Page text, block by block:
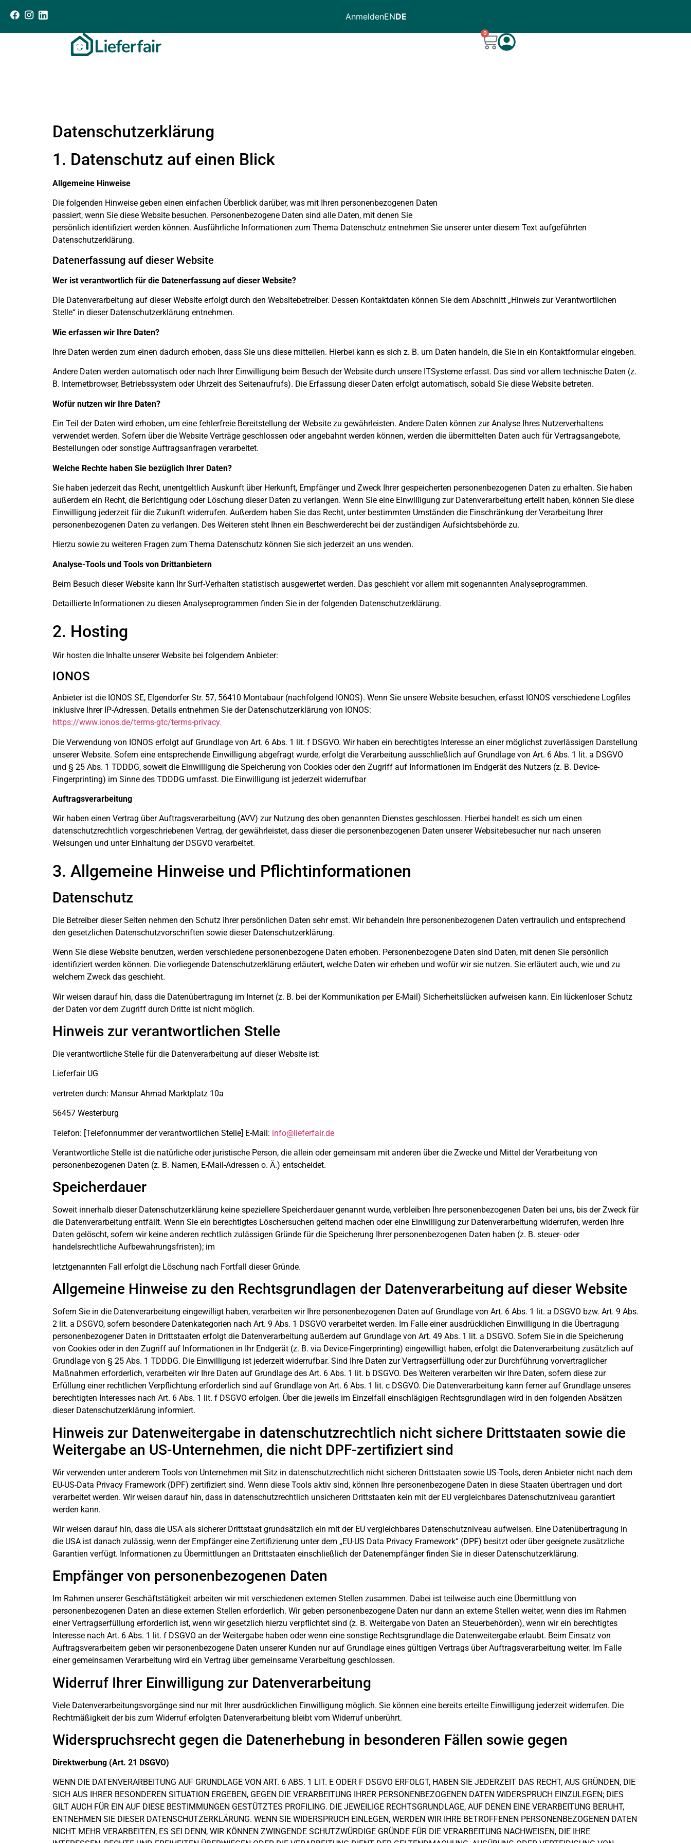
AnmeldenENDE
0
Datenschutzerklärung
1. Datenschutz auf einen Blick
Allgemeine Hinweise
Die folgenden Hinweise geben einen einfachen Überblick darüber, was mit Ihren personenbezogenen Daten
passiert, wenn Sie diese Website besuchen. Personenbezogene Daten sind alle Daten, mit denen Sie
persönlich identifiziert werden können. Ausführliche Informationen zum Thema Datenschutz entnehmen Sie unserer unter diesem Text aufgeführten
Datenschutzerklärung.
Datenerfassung auf dieser Website
Wer ist verantwortlich für die Datenerfassung auf dieser Website?
Die Datenverarbeitung auf dieser Website erfolgt durch den Websitebetreiber. Dessen Kontaktdaten können Sie dem Abschnitt „Hinweis zur Verantwortlichen
Stelle“ in dieser Datenschutzerklärung entnehmen.
Wie erfassen wir Ihre Daten?
Ihre Daten werden zum einen dadurch erhoben, dass Sie uns diese mitteilen. Hierbei kann es sich z. B. um Daten handeln, die Sie in ein Kontaktformular eingeben.
Andere Daten werden automatisch oder nach Ihrer Einwilligung beim Besuch der Website durch unsere ITSysteme erfasst. Das sind vor allem technische Daten (z.
B. Internetbrowser, Betriebssystem oder Uhrzeit des Seitenaufrufs). Die Erfassung dieser Daten erfolgt automatisch, sobald Sie diese Website betreten.
Wofür nutzen wir Ihre Daten?
Ein Teil der Daten wird erhoben, um eine fehlerfreie Bereitstellung der Website zu gewährleisten. Andere Daten können zur Analyse Ihres Nutzerverhaltens
verwendet werden. Sofern über die Website Verträge geschlossen oder angebahnt werden können, werden die übermittelten Daten auch für Vertragsangebote,
Bestellungen oder sonstige Auftragsanfragen verarbeitet.
Welche Rechte haben Sie bezüglich Ihrer Daten?
Sie haben jederzeit das Recht, unentgeltlich Auskunft über Herkunft, Empfänger und Zweck Ihrer gespeicherten personenbezogenen Daten zu erhalten. Sie haben
außerdem ein Recht, die Berichtigung oder Löschung dieser Daten zu verlangen. Wenn Sie eine Einwilligung zur Datenverarbeitung erteilt haben, können Sie diese
Einwilligung jederzeit für die Zukunft widerrufen. Außerdem haben Sie das Recht, unter bestimmten Umständen die Einschränkung der Verarbeitung Ihrer
personenbezogenen Daten zu verlangen. Des Weiteren steht Ihnen ein Beschwerderecht bei der zuständigen Aufsichtsbehörde zu.
Hierzu sowie zu weiteren Fragen zum Thema Datenschutz können Sie sich jederzeit an uns wenden.
Analyse-Tools und Tools von Drittanbietern
Beim Besuch dieser Website kann Ihr Surf-Verhalten statistisch ausgewertet werden. Das geschieht vor allem mit sogenannten Analyseprogrammen.
Detaillierte Informationen zu diesen Analyseprogrammen finden Sie in der folgenden Datenschutzerklärung.
2. Hosting
Wir hosten die Inhalte unserer Website bei folgendem Anbieter:
IONOS
Anbieter ist die IONOS SE, Elgendorfer Str. 57, 56410 Montabaur (nachfolgend IONOS). Wenn Sie unsere Website besuchen, erfasst IONOS verschiedene Logfiles
inklusive Ihrer IP-Adressen. Details entnehmen Sie der Datenschutzerklärung von IONOS:
https://www.ionos.de/terms-gtc/terms-privacy.
Die Verwendung von IONOS erfolgt auf Grundlage von Art. 6 Abs. 1 lit. f DSGVO. Wir haben ein berechtigtes Interesse an einer möglichst zuverlässigen Darstellung
unserer Website. Sofern eine entsprechende Einwilligung abgefragt wurde, erfolgt die Verarbeitung ausschließlich auf Grundlage von Art. 6 Abs. 1 lit. a DSGVO
und § 25 Abs. 1 TDDDG, soweit die Einwilligung die Speicherung von Cookies oder den Zugriff auf Informationen im Endgerät des Nutzers (z. B. Device-
Fingerprinting) im Sinne des TDDDG umfasst. Die Einwilligung ist jederzeit widerrufbar
Auftragsverarbeitung
Wir haben einen Vertrag über Auftragsverarbeitung (AVV) zur Nutzung des oben genannten Dienstes geschlossen. Hierbei handelt es sich um einen
datenschutzrechtlich vorgeschriebenen Vertrag, der gewährleistet, dass dieser die personenbezogenen Daten unserer Websitebesucher nur nach unseren
Weisungen und unter Einhaltung der DSGVO verarbeitet.
3. Allgemeine Hinweise und Pflichtinformationen
Datenschutz
Die Betreiber dieser Seiten nehmen den Schutz Ihrer persönlichen Daten sehr ernst. Wir behandeln Ihre personenbezogenen Daten vertraulich und entsprechend
den gesetzlichen Datenschutzvorschriften sowie dieser Datenschutzerklärung.
Wenn Sie diese Website benutzen, werden verschiedene personenbezogene Daten erhoben. Personenbezogene Daten sind Daten, mit denen Sie persönlich
identifiziert werden können. Die vorliegende Datenschutzerklärung erläutert, welche Daten wir erheben und wofür wir sie nutzen. Sie erläutert auch, wie und zu
welchem Zweck das geschieht.
Wir weisen darauf hin, dass die Datenübertragung im Internet (z. B. bei der Kommunikation per E-Mail) Sicherheitslücken aufweisen kann. Ein lückenloser Schutz
der Daten vor dem Zugriff durch Dritte ist nicht möglich.
Hinweis zur verantwortlichen Stelle
Die verantwortliche Stelle für die Datenverarbeitung auf dieser Website ist:
Lieferfair UG
vertreten durch: Mansur Ahmad Marktplatz 10a
56457 Westerburg
Telefon: [Telefonnummer der verantwortlichen Stelle] E-Mail: info@lieferfair.de
Verantwortliche Stelle ist die natürliche oder juristische Person, die allein oder gemeinsam mit anderen über die Zwecke und Mittel der Verarbeitung von
personenbezogenen Daten (z. B. Namen, E-Mail-Adressen o. Ä.) entscheidet.
Speicherdauer
Soweit innerhalb dieser Datenschutzerklärung keine speziellere Speicherdauer genannt wurde, verbleiben Ihre personenbezogenen Daten bei uns, bis der Zweck für
die Datenverarbeitung entfällt. Wenn Sie ein berechtigtes Löschersuchen geltend machen oder eine Einwilligung zur Datenverarbeitung widerrufen, werden Ihre
Daten gelöscht, sofern wir keine anderen rechtlich zulässigen Gründe für die Speicherung Ihrer personenbezogenen Daten haben (z. B. steuer- oder
handelsrechtliche Aufbewahrungsfristen); im
letztgenannten Fall erfolgt die Löschung nach Fortfall dieser Gründe.
Allgemeine Hinweise zu den Rechtsgrundlagen der Datenverarbeitung auf dieser Website
Sofern Sie in die Datenverarbeitung eingewilligt haben, verarbeiten wir Ihre personenbezogenen Daten auf Grundlage von Art. 6 Abs. 1 lit. a DSGVO bzw. Art. 9 Abs.
2 lit. a DSGVO, sofern besondere Datenkategorien nach Art. 9 Abs. 1 DSGVO verarbeitet werden. Im Falle einer ausdrücklichen Einwilligung in die Übertragung
personenbezogener Daten in Drittstaaten erfolgt die Datenverarbeitung außerdem auf Grundlage von Art. 49 Abs. 1 lit. a DSGVO. Sofern Sie in die Speicherung
von Cookies oder in den Zugriff auf Informationen in Ihr Endgerät (z. B. via Device-Fingerprinting) eingewilligt haben, erfolgt die Datenverarbeitung zusätzlich auf
Grundlage von § 25 Abs. 1 TDDDG. Die Einwilligung ist jederzeit widerrufbar. Sind Ihre Daten zur Vertragserfüllung oder zur Durchführung vorvertraglicher
Maßnahmen erforderlich, verarbeiten wir Ihre Daten auf Grundlage des Art. 6 Abs. 1 lit. b DSGVO. Des Weiteren verarbeiten wir Ihre Daten, sofern diese zur
Erfüllung einer rechtlichen Verpflichtung erforderlich sind auf Grundlage von Art. 6 Abs. 1 lit. c DSGVO. Die Datenverarbeitung kann ferner auf Grundlage unseres
berechtigten Interesses nach Art. 6 Abs. 1 lit. f DSGVO erfolgen. Über die jeweils im Einzelfall einschlägigen Rechtsgrundlagen wird in den folgenden Absätzen
dieser Datenschutzerklärung informiert.
Hinweis zur Datenweitergabe in datenschutzrechtlich nicht sichere Drittstaaten sowie die
Weitergabe an US-Unternehmen, die nicht DPF-zertifiziert sind
Wir verwenden unter anderem Tools von Unternehmen mit Sitz in datenschutzrechtlich nicht sicheren Drittstaaten sowie US-Tools, deren Anbieter nicht nach dem
EU-US-Data Privacy Framework (DPF) zertifiziert sind. Wenn diese Tools aktiv sind, können Ihre personenbezogene Daten in diese Staaten übertragen und dort
verarbeitet werden. Wir weisen darauf hin, dass in datenschutzrechtlich unsicheren Drittstaaten kein mit der EU vergleichbares Datenschutzniveau garantiert
werden kann.
Wir weisen darauf hin, dass die USA als sicherer Drittstaat grundsätzlich ein mit der EU vergleichbares Datenschutzniveau aufweisen. Eine Datenübertragung in
die USA ist danach zulässig, wenn der Empfänger eine Zertifizierung unter dem „EU-US Data Privacy Framework“ (DPF) besitzt oder über geeignete zusätzliche
Garantien verfügt. Informationen zu Übermittlungen an Drittstaaten einschließlich der Datenempfänger finden Sie in dieser Datenschutzerklärung.
Empfänger von personenbezogenen Daten
Im Rahmen unserer Geschäftstätigkeit arbeiten wir mit verschiedenen externen Stellen zusammen. Dabei ist teilweise auch eine Übermittlung von
personenbezogenen Daten an diese externen Stellen erforderlich. Wir geben personenbezogene Daten nur dann an externe Stellen weiter, wenn dies im Rahmen
einer Vertragserfüllung erforderlich ist, wenn wir gesetzlich hierzu verpflichtet sind (z. B. Weitergabe von Daten an Steuerbehörden), wenn wir ein berechtigtes
Interesse nach Art. 6 Abs. 1 lit. f DSGVO an der Weitergabe haben oder wenn eine sonstige Rechtsgrundlage die Datenweitergabe erlaubt. Beim Einsatz von
Auftragsverarbeitern geben wir personenbezogene Daten unserer Kunden nur auf Grundlage eines gültigen Vertrags über Auftragsverarbeitung weiter. Im Falle
einer gemeinsamen Verarbeitung wird ein Vertrag über gemeinsame Verarbeitung geschlossen.
Widerruf Ihrer Einwilligung zur Datenverarbeitung
Viele Datenverarbeitungsvorgänge sind nur mit Ihrer ausdrücklichen Einwilligung möglich. Sie können eine bereits erteilte Einwilligung jederzeit widerrufen. Die
Rechtmäßigkeit der bis zum Widerruf erfolgten Datenverarbeitung bleibt vom Widerruf unberührt.
Widerspruchsrecht gegen die Datenerhebung in besonderen Fällen sowie gegen
Direktwerbung (Art. 21 DSGVO)
WENN DIE DATENVERARBEITUNG AUF GRUNDLAGE VON ART. 6 ABS. 1 LIT. E ODER F DSGVO ERFOLGT, HABEN SIE JEDERZEIT DAS RECHT, AUS GRÜNDEN, DIE
SICH AUS IHRER BESONDEREN SITUATION ERGEBEN, GEGEN DIE VERARBEITUNG IHRER PERSONENBEZOGENEN DATEN WIDERSPRUCH EINZULEGEN; DIES
GILT AUCH FÜR EIN AUF DIESE BESTIMMUNGEN GESTÜTZTES PROFILING. DIE JEWEILIGE RECHTSGRUNDLAGE, AUF DENEN EINE VERARBEITUNG BERUHT,
ENTNEHMEN SIE DIESER DATENSCHUTZERKLÄRUNG. WENN SIE WIDERSPRUCH EINLEGEN, WERDEN WIR IHRE BETROFFENEN PERSONENBEZOGENEN DATEN
NICHT MEHR VERARBEITEN, ES SEI DENN, WIR KÖNNEN ZWINGENDE SCHUTZWÜRDIGE GRÜNDE FÜR DIE VERARBEITUNG NACHWEISEN, DIE IHRE